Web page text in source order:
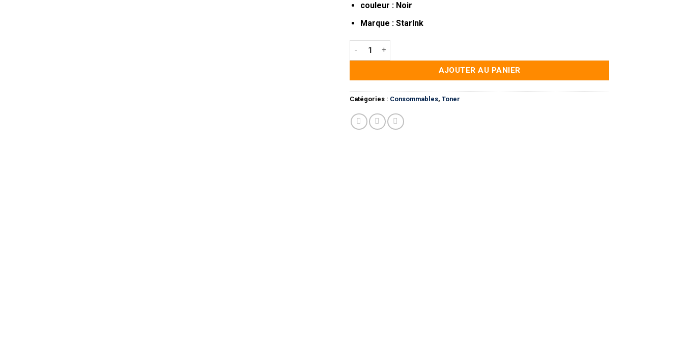
couleur : Noir
Marque : StarInk
quantité de Toner HP 88A Compatible - CC388A
AJOUTER AU PANIER
Catégories : Consommables, Toner